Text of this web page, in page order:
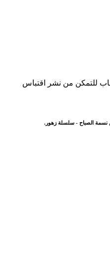
للتمكن من نشر اقتباس
نسمة الصباح - سلسلة زهور.